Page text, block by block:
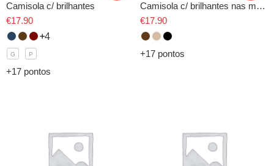
Camisola c/ brilhantes
€17.90
4
G P
+17 pontos
Camisola c/ brilhantes nas mangas
€17.90
+17 pontos